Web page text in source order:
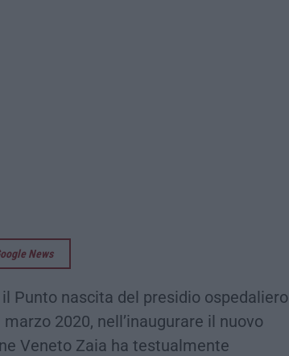
News
Punto nascita del presidio ospedaliero
2020, nell’inaugurare il nuovo
Veneto Zaia ha testualmente